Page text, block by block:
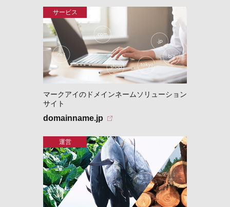
マークアイのドメインネームソリューション
サイト
domainname.jp